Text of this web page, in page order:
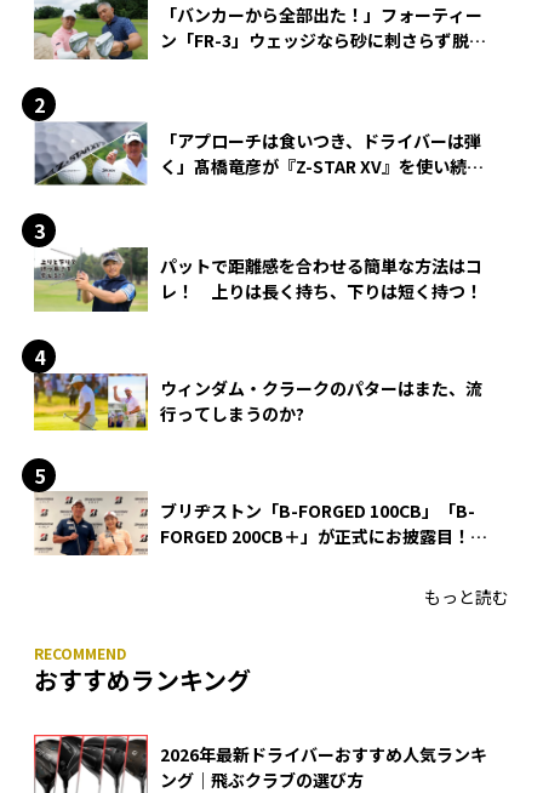
「バンカーから全部出た！」フォーティー
ン「FR-3」ウェッジなら砂に刺さらず脱出
「アプローチは食いつき、ドライバーは弾
く」髙橋竜彦が『Z-STAR XV』を使い続け
パットで距離感を合わせる簡単な方法はコ
レ！ 上りは長く持ち、下りは短く持つ！
ウィンダム・クラークのパターはまた、流
行ってしまうのか?
ブリヂストン「B-FORGED 100CB」「B-
FORGED 200CB＋」が正式にお披露目！
もっと読む
おすすめランキング
2026年最新ドライバーおすすめ人気ランキ
ング｜飛ぶクラブの選び方